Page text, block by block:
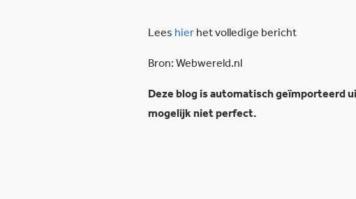
Lees hier het volledige bericht
Bron: Webwereld.nl
Deze blog is automatisch geïmporteerd
mogelijk niet perfect.